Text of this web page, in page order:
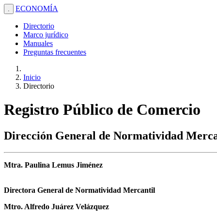
. ECONOMÍA
Directorio
Marco jurídico
Manuales
Preguntas frecuentes
Inicio
Directorio
Registro Público de Comercio
Dirección General de Normatividad
Mtra. Paulina Lemus Jiménez
Directora General de Normatividad Mercantil
Mtro. Alfredo Juárez Velázquez